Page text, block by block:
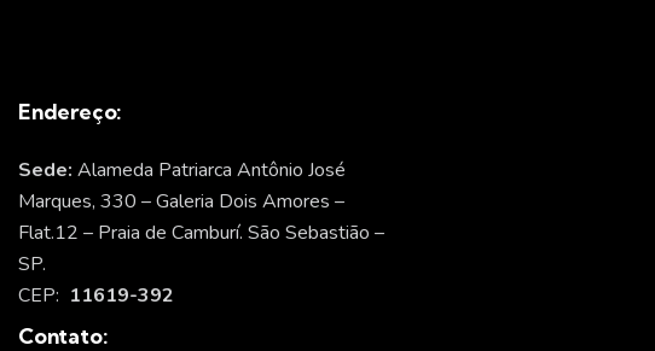
Endereço:
Sede: Alameda Patriarca Antônio José
Marques, 330 – Galeria Dois Amores –
Flat.12 – Praia de Camburí. São Sebastião –
SP.
CEP: 11619-392
Contato: